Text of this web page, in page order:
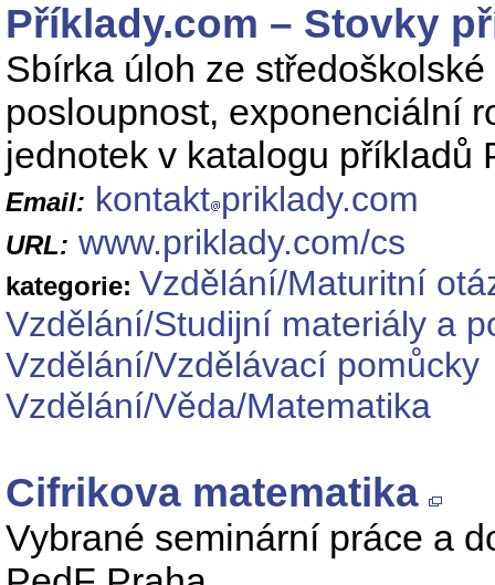
Příklady.com – Stovky
Sbírka úloh ze
posloupnost, exponenciální
jednotek v katalogu příkladů
Email: kontakt priklady.com
URL: www.priklady.com/cs
kategorie: Vzdělání/Maturitní
Vzdělání/Studijní materiály a
Vzdělání/Vzdělávací pomůcky
Vzdělání/Věda/Matematika
Cifrikova matematika
Vybrané seminární práce a